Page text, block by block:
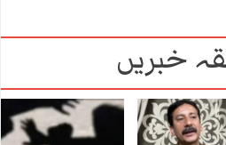
خبریں